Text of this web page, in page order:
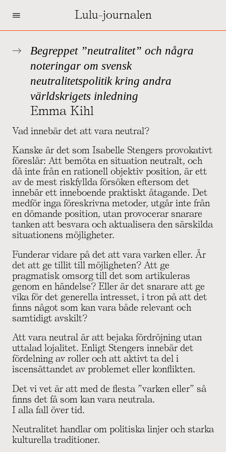
= Lulu-journalen
Begreppet ”neutralitet” och några
noteringar om svensk
neutralitetspolitik kring andra
världskrigets inledning
Emma Kihl
Vad innebär det att vara neutral?
Kanske är det som Isabelle Stengers provokativt
föreslår: Att bemöta en situation neutralt, och
då inte från en rationell objektiv position, är ett
av de mest riskfyllda försöken eftersom det
innebär ett inneboende praktiskt åtagande. Det
medför inga föreskrivna metoder, utgår inte från
en dömande position, utan provocerar snarare
tanken att besvara och aktualisera den särskilda
situationens möjligheter.
Funderar vidare på det att vara varken eller. Är
det att ge tillit till möjligheten? Att ge
pragmatisk omsorg till det som artikuleras
genom en händelse? Eller är det snarare att ge
vika för det generella intresset, i tron på att det
finns något som kan vara både relevant och
samtidigt avskilt?
Att vara neutral är att bejaka fördröjning utan
uttalad lojalitet. Enligt Stengers innebär det
fördelning av roller och att aktivt ta del i
iscensättandet av problemet eller konflikten.
Det vi vet är att med de flesta ”varken eller” så
finns det få som kan vara neutrala.
I alla fall över tid.
Neutralitet handlar om politiska linjer och starka
kulturella traditioner.